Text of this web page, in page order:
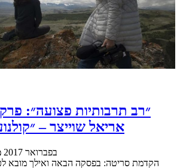
״רב תרבותיות פצועה״:
אריאל שוייצר –
25 בפברואר 2017